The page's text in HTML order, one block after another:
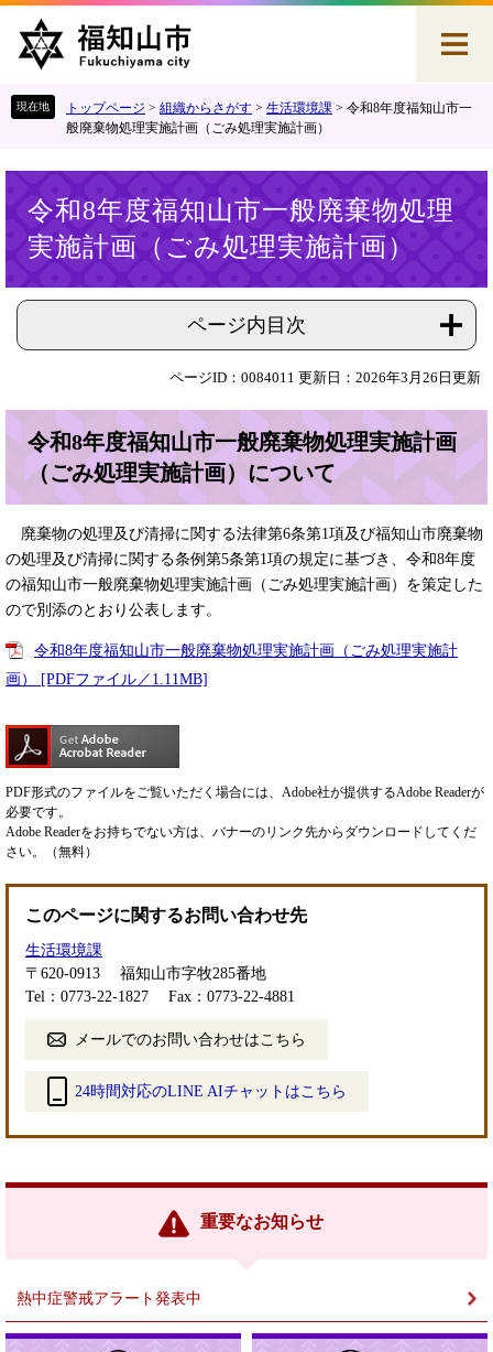
す
し
トップページ > 組織からさがす > 生活環境課 > 令和8年度福知山市一
般廃棄物処理実施計画（ごみ処理実施計画）
令和8年度福知山市一般廃棄物処理
実施計画（ごみ処理実施計画）
ページ内目次
ページID：0084011 更新日：2026年3月26日更新
令和8年度福知山市一般廃棄物処理実施計画
（ごみ処理実施計画）について
廃棄物の処理及び清掃に関する法律第6条第1項及び福知山市廃棄物
の処理及び清掃に関する条例第5条第1項の規定に基づき、令和8年度
の福知山市一般廃棄物処理実施計画（ごみ処理実施計画）を策定した
ので別添のとおり公表します。
令和8年度福知山市一般廃棄物処理実施計画（ごみ処理実施計
画） [PDFファイル／1.11MB]
PDF形式のファイルをご覧いただく場合には、Adobe社が提供するAdobe Readerが
必要です。
Adobe Readerをお持ちでない方は、バナーのリンク先からダウンロードしてくだ
さい。（無料）
このページに関するお問い合わせ先
生活環境課
〒620-0913
福知山市字牧285番地
Tel：0773-22-1827
Fax：0773-22-4881
メールでのお問い合わせはこちら
24時間対応のLINE AIチャットはこちら
リ
重要なお知らせ
熱中症警戒アラート発表中